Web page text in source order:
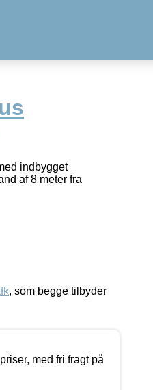
indbygget
af 8 meter fra
, som begge tilbyder
med fri fragt på